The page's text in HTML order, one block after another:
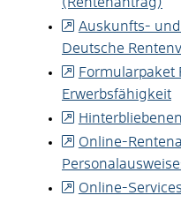
(Rentenantrag)
Auskunfts-
Deutsche
Formularpaket
Erwerbsfähigkeit
Online-
Online-